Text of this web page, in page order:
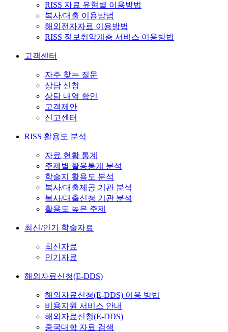
RISS 자료 유형별 이용방법
복사/대출 이용방법
해외전자자료 이용방법
RISS 정보취약계층 서비스 이용방법
고객센터
자주 찾는 질문
상담 신청
상담 내역 확인
고객제안
신고센터
RISS 활용도 분석
자료 현황 통계
주제별 활용통계 분석
학술지 활용도 분석
복사/대출제공 기관 분석
복사/대출신청 기관 분석
활용도 높은 주제
최신/인기 학술자료
최신자료
인기자료
해외자료신청(E-DDS)
해외자료신청(E-DDS) 이용 방법
비용지원 서비스 안내
해외자료신청(E-DDS)
중국대학 자료 검색